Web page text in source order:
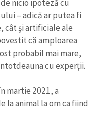
ZdG
nicio ipoteză cu
– adică ar putea fi
cât și artificiale ale
că amploarea
probabil mai mare,
cu experții.
martie 2021, a
la animal la om ca fiind